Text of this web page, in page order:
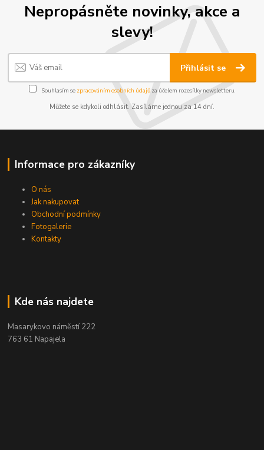
Nepropásněte novinky, akce a
slevy!
Přihlásit se
Souhlasím se zpracováním osobních údajůza účelem rozesílky newsletteru.
Můžete se kdykoli odhlásit. Zasíláme jednou za 14 dní.
Informace pro zákazníky
O nás
Jak nakupovat
Obchodní podmínky
Fotogalerie
Kontakty
Kde nás najdete
Masarykovo náměstí 222
763 61 Napajela